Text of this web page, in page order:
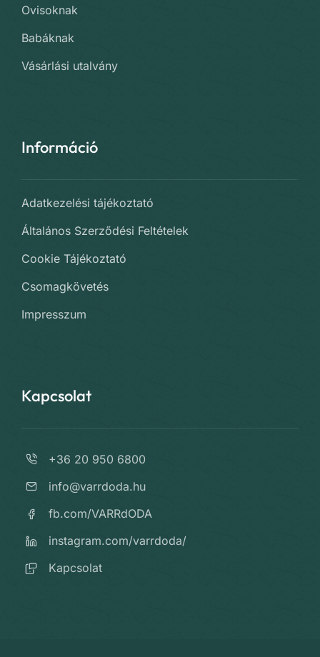
Ovisoknak
Babáknak
Vásárlási utalvány
Információ
Adatkezelési tájékoztató
Általános Szerződési Feltételek
Cookie Tájékoztató
Csomagkövetés
Impresszum
Kapcsolat
+36 20 950 6800
info@varrdoda.hu
fb.com/VARRdODA
instagram.com/varrdoda/
Kapcsolat